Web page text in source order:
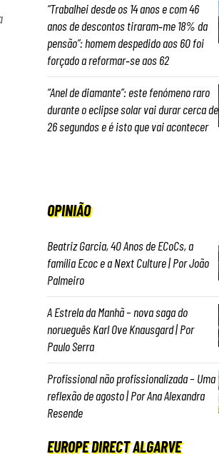
“Trabalhei desde os 14 anos e com 46
anos de descontos tiraram‑me 18% da
pensão”: homem despedido aos 60 foi
forçado a reformar‑se aos 62
“Anel de diamante”: este fenómeno raro
durante o eclipse solar vai durar cerca de
26 segundos e é isto que vai acontecer
OPINIÃO
Beatriz Garcia, 40 Anos de ECoCs, a
família Ecoc e a Next Culture | Por João
Palmeiro
A Estrela da Manhã – nova saga do
norueguês Karl Ove Knausgard | Por
Paulo Serra
Profissional não profissionalizada – Uma
reflexão de agosto | Por Ana Alexandra
Resende
EUROPE DIRECT ALGARVE